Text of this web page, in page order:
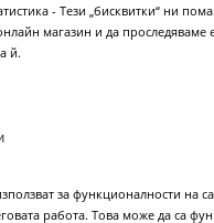
- Тези „бисквитки“ ни
магазин и да проследяваме
й.
за функционалности на
работа. Това може да са